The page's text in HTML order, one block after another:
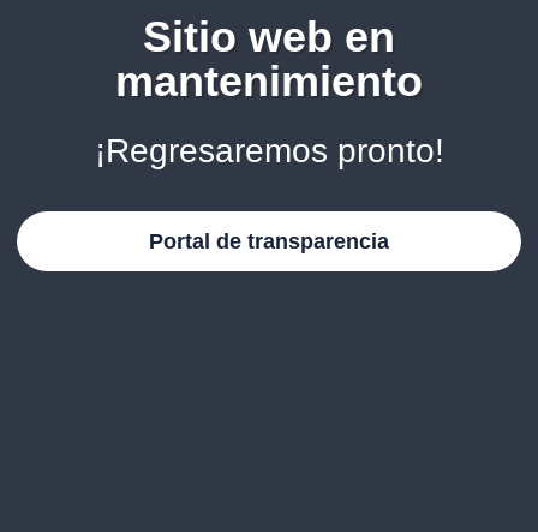
Sitio web en
mantenimiento
¡Regresaremos pronto!
Portal de transparencia